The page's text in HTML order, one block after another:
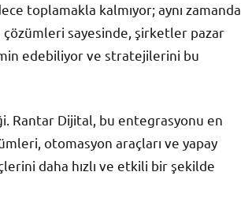
toplamakla kalmıyor; aynı zamanda
sayesinde, şirketler pazar
edebiliyor ve stratejilerini bu
Rantar Dijital, bu entegrasyonu en
otomasyon araçları ve yapay
daha hızlı ve etkili bir şekilde